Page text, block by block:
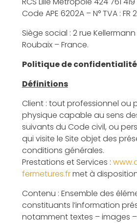
Code APE 6202A – N° TVA : FR
Siège social : 2 rue Kellermann
Roubaix – France.
Politique de confidentialité
Définitions
Client : tout professionnel ou
physique capable au sens
suivants du Code civil, ou
qui visite le Site objet des
conditions générales.
Prestations et Services :
fermetures.frmet à
Contenu : Ensemble des
constituants l’information
notamment textes – images